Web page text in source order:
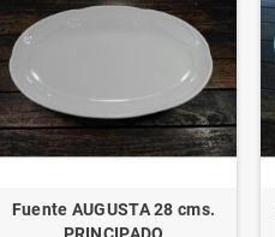
Fuente AUGUSTA 28 cms.
PRINCIPADO